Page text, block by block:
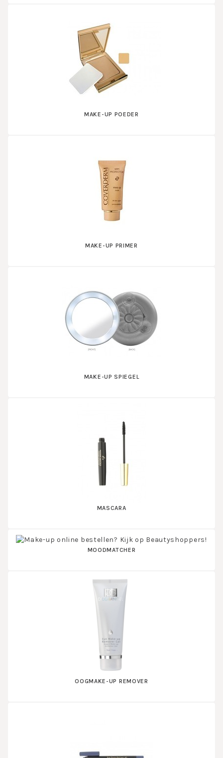
MAKE-UP POEDER
MAKE-UP PRIMER
MAKE-UP SPIEGEL
MASCARA
MOODMATCHER
OOGMAKE-UP REMOVER